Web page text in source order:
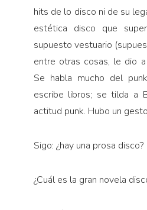
hits de lo disco ni de su
estética disco que
supuesto vestuario
entre otras cosas, le dio
Se habla mucho del
escribe libros; se tilda a
actitud punk. Hubo un
Sigo: ¿hay una prosa disco?
¿Cuál es la gran novela